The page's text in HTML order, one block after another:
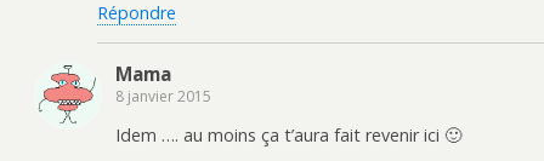
Répondre
Mama
8 janvier 2015
Idem …. au moins ça t’aura fait revenir ici 🙂